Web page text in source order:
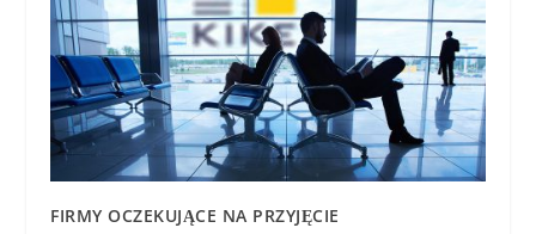
FIRMY OCZEKUJĄCE NA PRZYJĘCIE